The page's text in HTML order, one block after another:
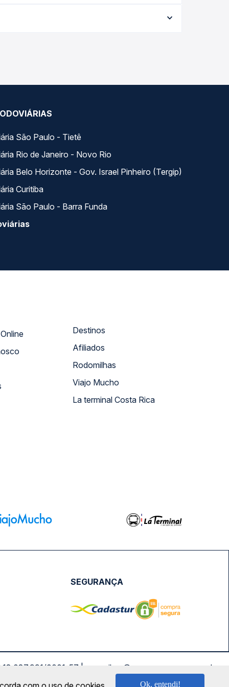
real e garante a melhor oferta para o seu
São Paulo - Tietê
Rio de Janeiro - Novo Rio
Belo Horizonte - Gov. Israel Pinheiro (Tergip)
Curitiba
São Paulo - Barra Funda
Atendimento Online
Destinos
Afiliados
Rodomilhas
Viajo Mucho
La terminal Costa Rica
SEGURANÇA
0001-57 | saconibus@queropassagem.com.br
Ok, entendi!